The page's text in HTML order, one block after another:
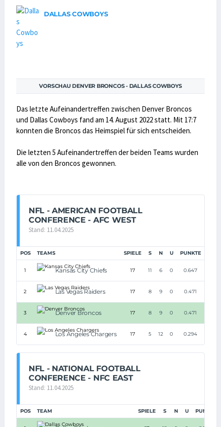
DALLAS COWBOYS
VORSCHAU DENVER BRONCOS - DALLAS COWBOYS
Das letzte Aufeinandertreffen zwischen Denver Broncos
und Dallas Cowboys fand am 14. August 2022 statt. Mit 17:7
konnten die Broncos das Heimspiel für sich entscheiden.
Die letzten 5 Aufeinandertreffen der beiden Teams wurden
alle von den Broncos gewonnen.
NFL - AMERICAN FOOTBALL
CONFERENCE - AFC WEST
Stand: 11.04.2025
POS TEAMS SPIELE S N U PUNKTE
1 Kansas City Chiefs 17 11 6 0 0.647
2 Las Vegas Raiders 17 8 9 0 0.471
3 Denver Broncos 17 8 9 0 0.471
4 Los Angeles Chargers 17 5 12 0 0.294
NFL - NATIONAL FOOTBALL
CONFERENCE - NFC EAST
Stand: 11.04.2025
POS TEAM SPIELE S N U PUNKTE